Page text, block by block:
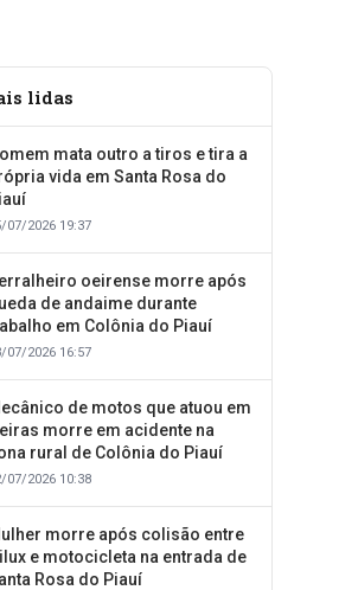
lidas
mata outro a tiros e tira a
vida em Santa Rosa do
07/2026 19:37
oeirense morre após
de andaime durante
em Colônia do Piauí
07/2026 16:57
de motos que atuou em
morre em acidente na
rural de Colônia do Piauí
07/2026 10:38
morre após colisão entre
e motocicleta na entrada de
Rosa do Piauí